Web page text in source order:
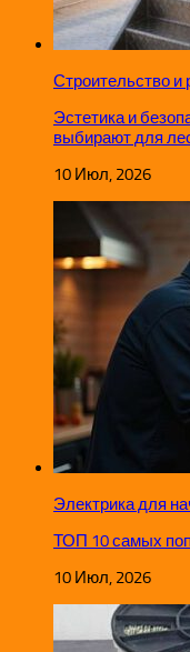
Строительство и
Эстетика и
выбирают для
10 Июл, 2026
Электрика для
ТОП 10 самых
10 Июл, 2026